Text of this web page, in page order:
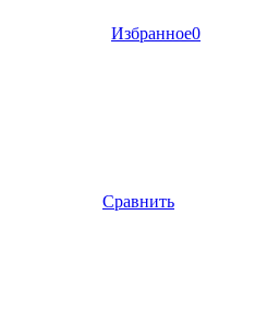
Избранное0
Сравнить